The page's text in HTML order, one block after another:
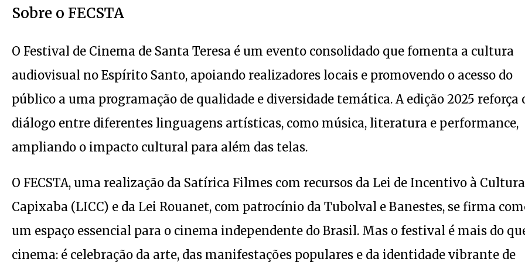
Sobre o FECSTA
O Festival de Cinema de Santa Teresa é um evento consolidado que fomenta a cultura
audiovisual no Espírito Santo, apoiando realizadores locais e promovendo o acesso do
público a uma programação de qualidade e diversidade temática. A edição 2025 reforça
diálogo entre diferentes linguagens artísticas, como música, literatura e performance,
ampliando o impacto cultural para além das telas.
O FECSTA, uma realização da Satírica Filmes com recursos da Lei de Incentivo à Cultura
Capixaba (LICC) e da Lei Rouanet, com patrocínio da Tubolval e Banestes, se firma
um espaço essencial para o cinema independente do Brasil. Mas o festival é mais do
cinema: é celebração da arte, das manifestações populares e da identidade vibrante de